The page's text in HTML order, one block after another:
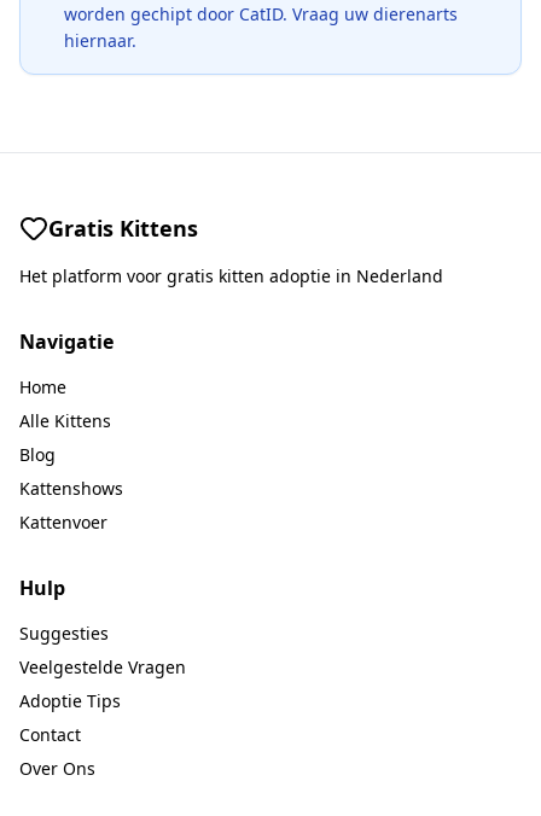
worden gechipt door CatID. Vraag uw dierenarts
hiernaar.
Gratis Kittens
Het platform voor gratis kitten adoptie in Nederland
Navigatie
Home
Alle Kittens
Blog
Kattenshows
Kattenvoer
Hulp
Suggesties
Veelgestelde Vragen
Adoptie Tips
Contact
Over Ons